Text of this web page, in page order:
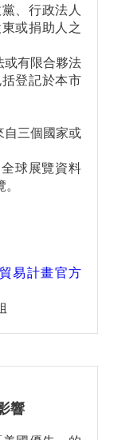
、行政法人
或捐助人之
或有限合夥法
登記於本市
自三個國家或
球展覽資料
易計畫官方
響